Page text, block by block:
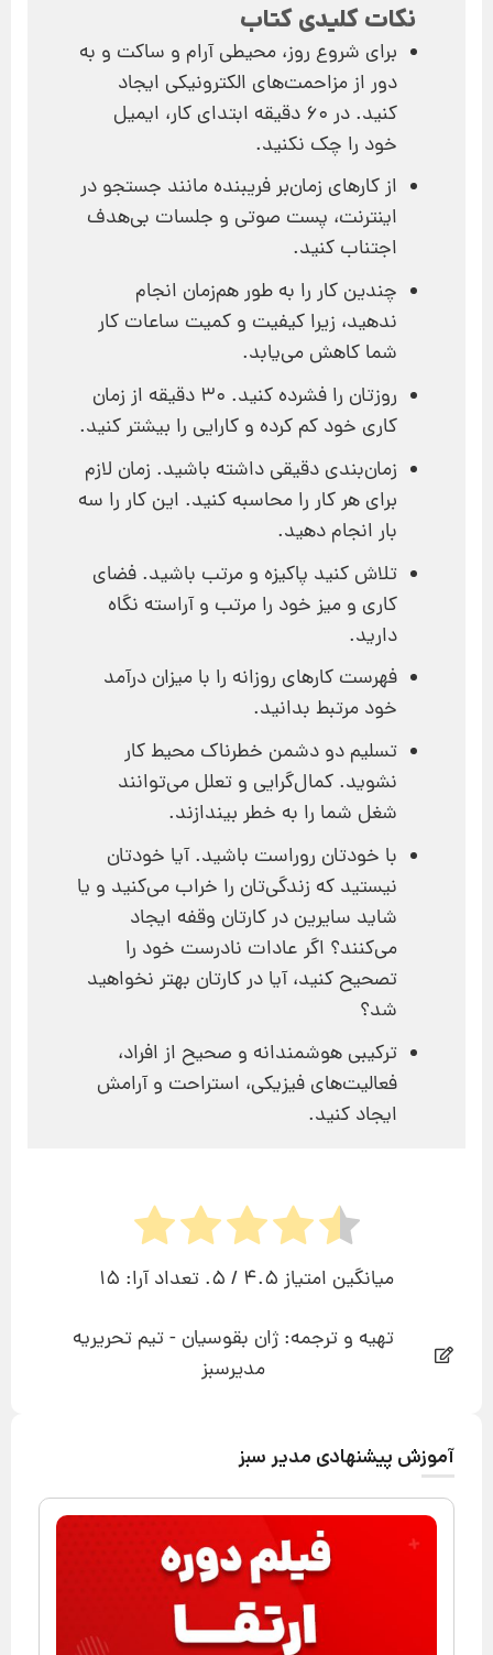
نکات کلیدی کتاب
برای شروع روز، محیطی آرام و ساکت و به
دور از مزاحمت‌های الکترونیکی ایجاد
کنید. در 60 دقیقه ابتدای کار، ایمیل
خود را چک نکنید.
از کارهای زمان‌بر فریبنده مانند جستجو در
اینترنت، پست صوتی و جلسات بی‌هدف
اجتناب کنید.
چندین کار را به طور هم‌زمان انجام
ندهید، زیرا کیفیت و کمیت ساعات کار
شما کاهش می‌یابد.
روزتان را فشرده کنید. 30 دقیقه از زمان
کاری خود کم کرده و کارایی را بیشتر کنید.
زمان‌بندی دقیقی داشته باشید. زمان لازم
برای هر کار را محاسبه کنید. این کار را سه
بار انجام دهید.
تلاش کنید پاکیزه و مرتب باشید. فضای
کاری و میز خود را مرتب و آراسته نگاه
دارید.
فهرست کارهای روزانه را با میزان درآمد
خود مرتبط بدانید.
تسلیم دو دشمن خطرناک محیط کار
نشوید. کمال‌گرایی و تعلل می‌توانند
شغل شما را به خطر بیندازند.
با خودتان روراست باشید. آیا خودتان
نیستید که زندگی‌تان را خراب می‌کنید و یا
شاید سایرین در کارتان وقفه ایجاد
می‌کنند؟ اگر عادات نادرست خود را
تصحیح کنید، آیا در کارتان بهتر نخواهید
شد؟
ترکیبی هوشمندانه و صحیح از افراد،
فعالیت‌های فیزیکی، استراحت و آرامش
ایجاد کنید.
میانگین امتیاز 4.5 / 5. تعداد آرا:
15
تهیه و ترجمه: ژان بقوسیان - تیم تحریریه
مدیرسبز
آموزش پیشنهادی مدیر سبز